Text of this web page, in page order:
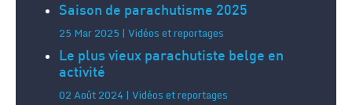
Saison de parachutisme 2025
25 Mar 2025 | Vidéos et reportages
Le plus vieux parachutiste belge en
activité
02 Août 2024 | Vidéos et reportages